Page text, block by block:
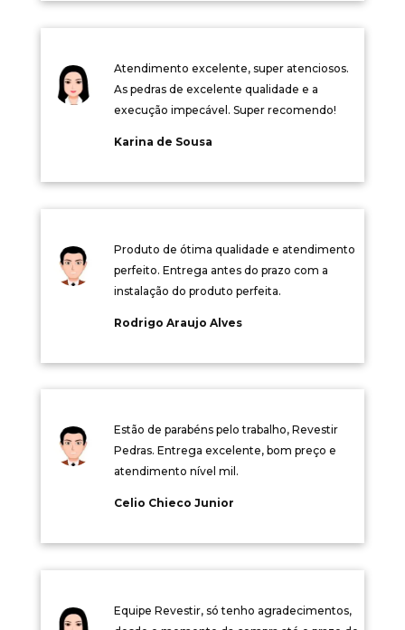
Atendimento excelente, super atenciosos.
As pedras de excelente qualidade e a
execução impecável. Super recomendo!
Karina de Sousa
Produto de ótima qualidade e atendimento
perfeito. Entrega antes do prazo com a
instalação do produto perfeita.
Rodrigo Araujo Alves
Estão de parabéns pelo trabalho, Revestir
Pedras. Entrega excelente, bom preço e
atendimento nível mil.
Celio Chieco Junior
Equipe Revestir, só tenho agradecimentos,